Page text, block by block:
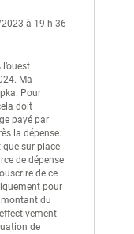
à 19 h 36
Ma
Pour
doit
payé par
la dépense.
que sur place
de dépense
de ce
pour
montant du
de